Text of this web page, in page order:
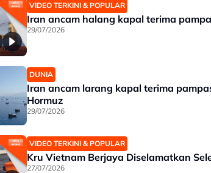
VIDEO TERKINI & POPULAR
Iran ancam halang kapal terima
29/07/2026
DUNIA
Iran ancam larang kapal terima
Hormuz
29/07/2026
VIDEO TERKINI & POPULAR
Kru Vietnam Berjaya Diselamatkan
27/07/2026